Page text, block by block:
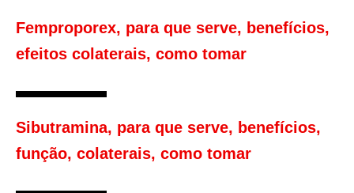
Femproporex, para que serve, benefícios,
efeitos colaterais, como tomar
Sibutramina, para que serve, benefícios,
função, colaterais, como tomar